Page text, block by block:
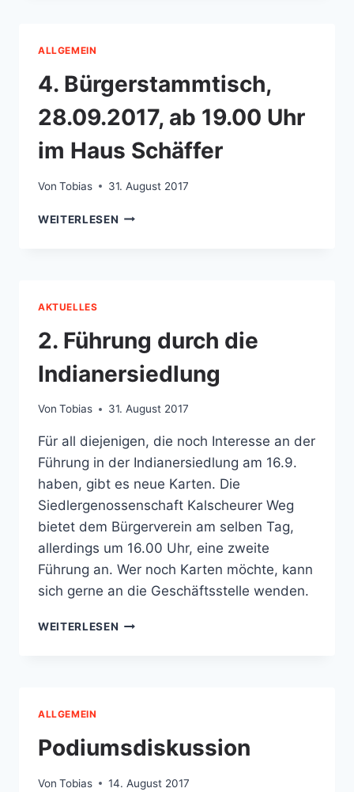
ALLGEMEIN
4. Bürgerstammtisch,
28.09.2017, ab 19.00 Uhr
im Haus Schäffer
Von Tobias 31. August 2017
WEITERLESEN 4.
SCHÄFFER
AKTUELLES
2. Führung durch die
Indianersiedlung
Von Tobias 31. August 2017
Für all diejenigen, die noch Interesse an der
Führung in der Indianersiedlung am 16.9.
haben, gibt es neue Karten. Die
Siedlergenossenschaft Kalscheurer Weg
bietet dem Bürgerverein am selben Tag,
allerdings um 16.00 Uhr, eine zweite
Führung an. Wer noch Karten möchte, kann
sich gerne an die Geschäftsstelle wenden.
WEITERLESEN
ALLGEMEIN
Podiumsdiskussion
Von Tobias 14. August 2017